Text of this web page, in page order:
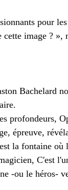
pour les
image ? »,
Bachelard
profondeurs,
épreuve,
la fontaine
C'est
-ou le héros-